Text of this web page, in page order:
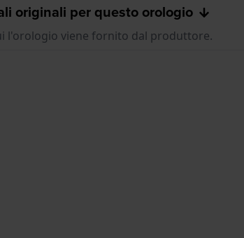
originali per questo orologio
l'orologio viene fornito dal produttore.